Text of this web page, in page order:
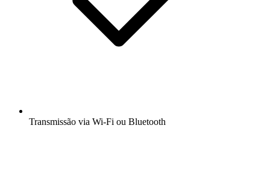
Transmissão via Wi-Fi ou Bluetooth